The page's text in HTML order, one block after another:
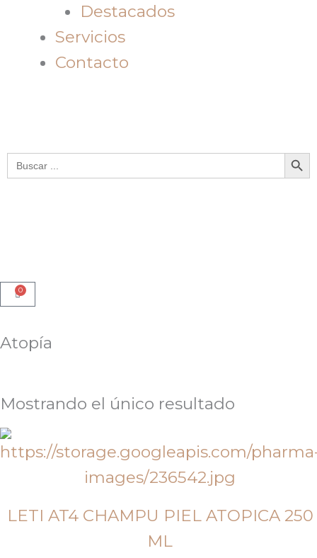
Destacados
Servicios
Contacto
Buscar: Botón de
0
Cart
Atopía
Mostrando el único resultado
LETI AT4 CHAMPU PIEL ATOPICA 250
ML